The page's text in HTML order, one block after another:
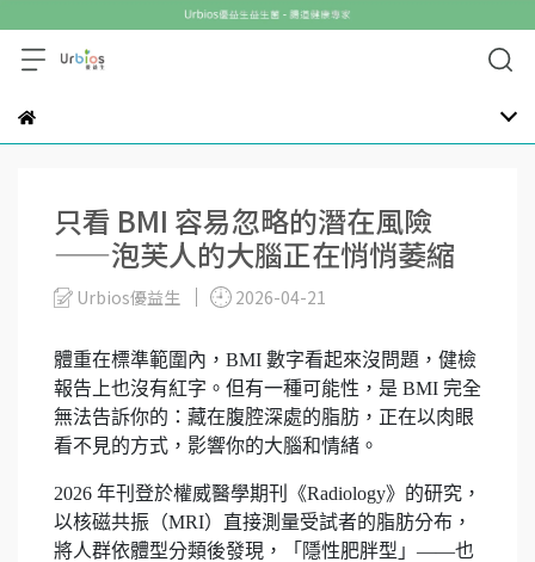
只看 BMI 容易忽略的潛在風險
——泡芙人的大腦正在悄悄萎縮
Urbios優益生 2026-04-21
體重在標準範圍內，BMI 數字看起來沒問題，健檢
報告上也沒有紅字。但有一種可能性，是 BMI 完全
無法告訴你的：藏在腹腔深處的脂肪，正在以肉眼
看不見的方式，影響你的大腦和情緒。
2026 年刊登於權威醫學期刊《Radiology》的研究，
以核磁共振（MRI）直接測量受試者的脂肪分布，
將人群依體型分類後發現，「隱性肥胖型」——也